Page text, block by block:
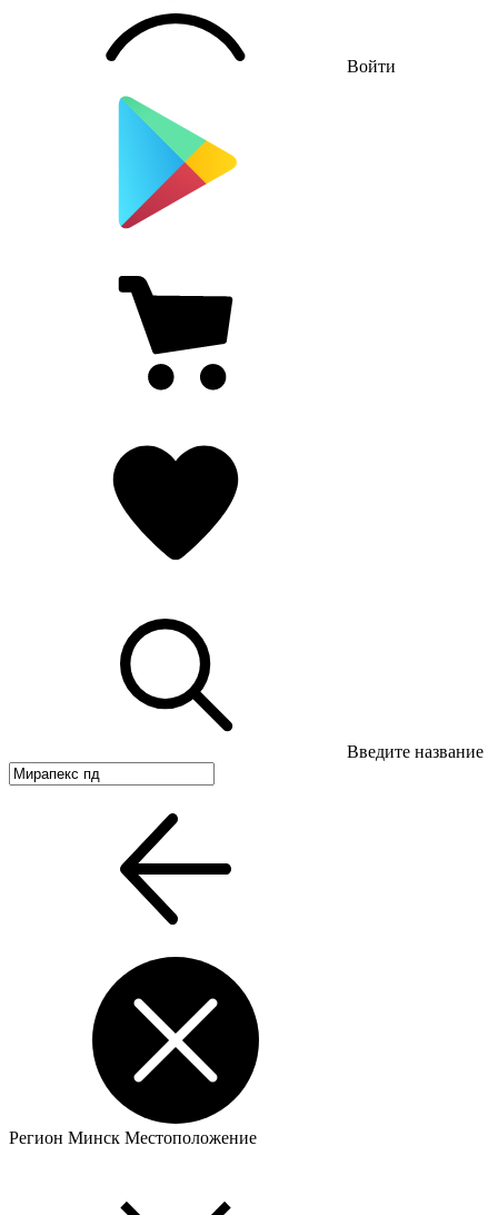
Войти
Введите название
Регион Минск Местоположение